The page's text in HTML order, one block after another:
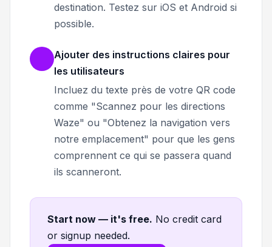
destination. Testez sur iOS et Android si
possible.
Ajouter des instructions claires pour
les utilisateurs
Incluez du texte près de votre QR code
comme "Scannez pour les directions
Waze" ou "Obtenez la navigation vers
notre emplacement" pour que les gens
comprennent ce qui se passera quand
ils scanneront.
Start now — it's free. No credit card
or signup needed.